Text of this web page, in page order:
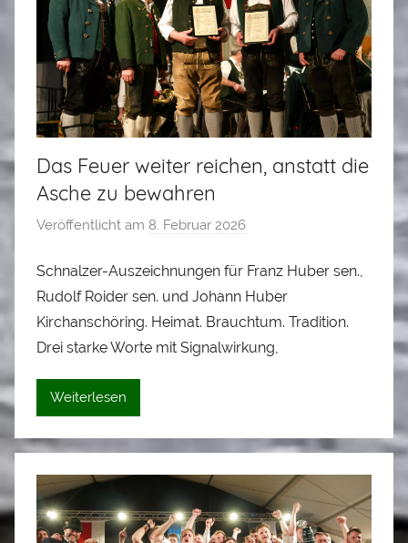
l
e
r
Das Feuer weiter reichen, anstatt die
Asche zu bewahren
Veröffentlicht am 8. Februar 2026
n
A
l
o
t
d
l
e
Schnalzer-Auszeichnungen für Franz Huber sen.,
Rudolf Roider sen. und Johann Huber
Kirchanschöring. Heimat. Brauchtum. Tradition.
Drei starke Worte mit Signalwirkung,
Weiterlesen